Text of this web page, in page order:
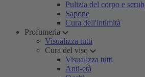
Pulizia del corpo e scrub
Sapone
Cura dell'intimità
Profumeria
Visualizza tutti
Cura del viso
Visualizza tutti
Anti-età